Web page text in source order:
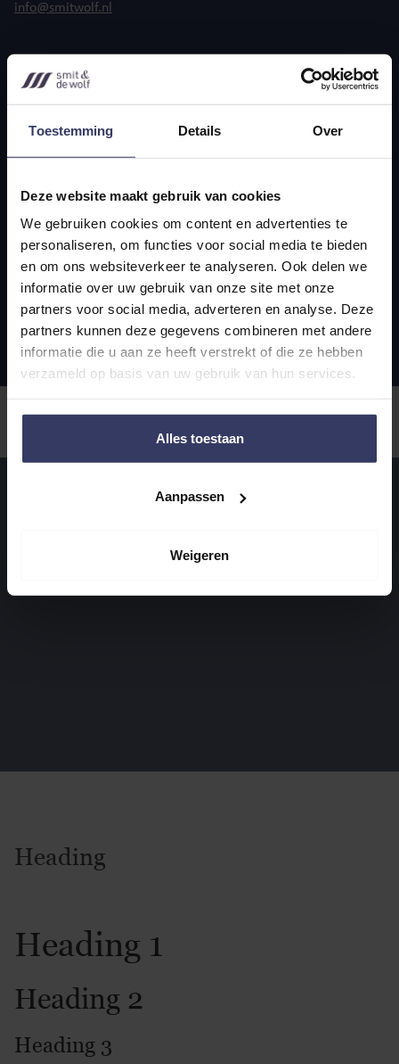
Toestemming Details Over
Deze website maakt gebruik van cookies
We gebruiken cookies om content en advertenties te
personaliseren, om functies voor social media te bieden
en om ons websiteverkeer te analyseren. Ook delen we
informatie over uw gebruik van onze site met onze
partners voor social media, adverteren en analyse. Deze
partners kunnen deze gegevens combineren met andere
informatie die u aan ze heeft verstrekt of die ze hebben
verzameld op basis van uw gebruik van hun services.
Alles toestaan
Aanpassen
Weigeren
info@smitwolf.nl
Scheveningseweg 10
Algemene voorwaarden Privacy statement
Heading
Heading 1
Heading 2
Heading 3